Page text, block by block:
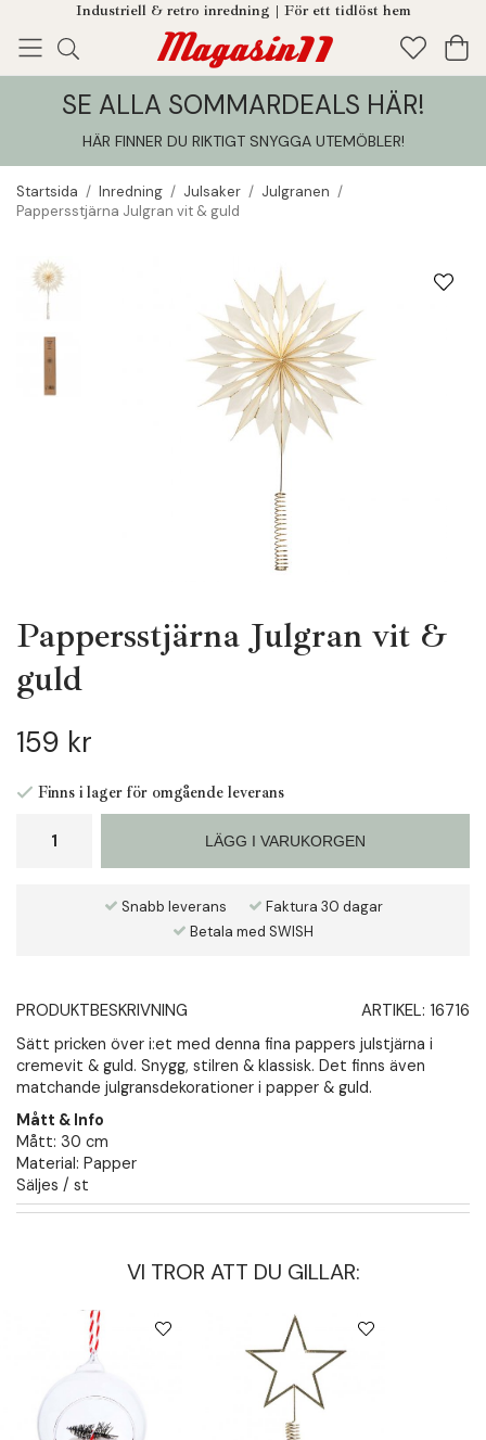
Industriell & retro inredning | För ett tidlöst hem
Enjoy! Tillagt i din varukorg
SE ALLA SOMMARDEALS HÄR!
HÄR FINNER DU RIKTIGT SNYGGA UTEMÖBLER!
Startsida / Inredning / Julsaker / Julgranen /
Pappersstjärna Julgran vit & guld
Pappersstjärna Julgran vit &
guld
159 kr
Finns i lager för omgående leverans
LÄGG I VARUKORGEN
Snabb leverans
Faktura 30 dagar
Betala med SWISH
PRODUKTBESKRIVNING ARTIKEL: 16716
Sätt pricken över i:et med denna fina pappers julstjärna i
cremevit & guld. Snygg, stilren & klassisk. Det finns även
matchande julgransdekorationer i papper & guld.
Mått & Info
Mått: 30 cm
Material: Papper
Säljes / st
VI TROR ATT DU GILLAR: